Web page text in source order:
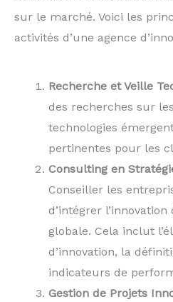
sur le marché. Voici les
activités d’une agence
Recherche et Veille
des recherches sur
technologies
pertinentes pour les
Consulting en
Conseiller les
d’intégrer
globale. Cela inclut
d’innovation, la
indicateurs de
Gestion de Projets